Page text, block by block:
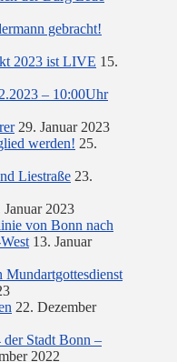
gebracht!
2023 ist LIVE 15.
– 10:00Uhr
29. Januar 2023
werden! 25.
Liestraße 23.
Januar 2023
von Bonn nach
13. Januar
Mundartgottesdienst
22. Dezember
Stadt Bonn –
2022